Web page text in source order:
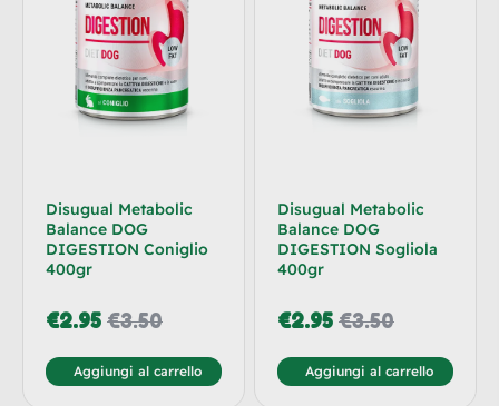
Disugual Metabolic
Balance DOG
DIGESTION Coniglio
400gr
€3.50
€2.95
Aggiungi al carrello
Disugual Metabolic
Balance DOG
DIGESTION Sogliola
400gr
€3.50
€2.95
Aggiungi al carrello